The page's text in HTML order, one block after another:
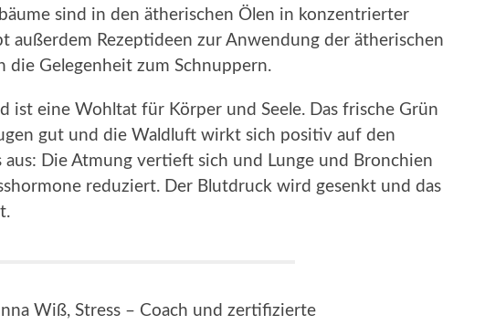
sind in den ätherischen Ölen in konzentrierter
außerdem Rezeptideen zur Anwendung der ätherischen
die Gelegenheit zum Schnuppern.
ist eine Wohltat für Körper und Seele. Das frische Grün
gut und die Waldluft wirkt sich positiv auf den
aus: Die Atmung vertieft sich und Lunge und Bronchien
reduziert. Der Blutdruck wird gesenkt und das
Wiß, Stress – Coach und zertifizierte